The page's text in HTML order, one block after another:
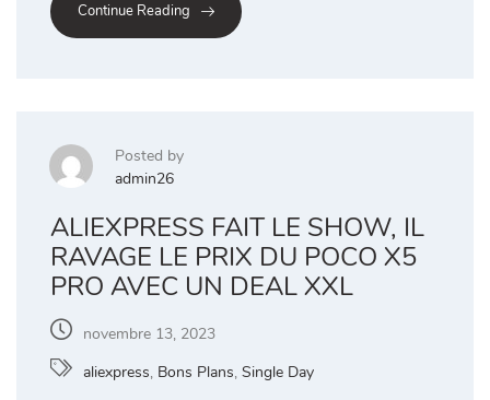
Continue Reading
Posted by
admin26
ALIEXPRESS FAIT LE SHOW, IL
RAVAGE LE PRIX DU POCO X5
PRO AVEC UN DEAL XXL
novembre 13, 2023
aliexpress, Bons Plans, Single Day